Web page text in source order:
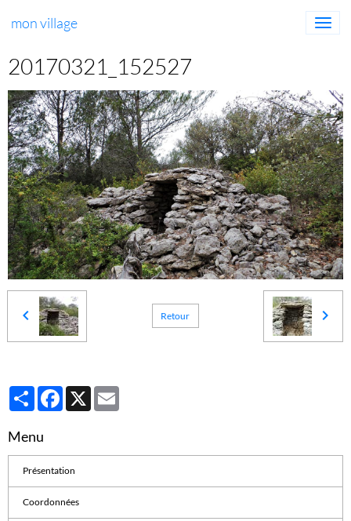
mon village
20170321_152527
Retour
PartagerFacebook
X
Menu
Présentation
Coordonnées